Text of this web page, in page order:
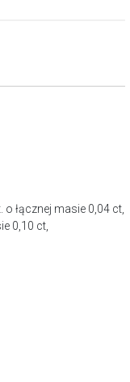
łącznej masie 0,04 ct,
0,10 ct,